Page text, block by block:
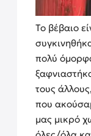
Το βέβαιο
πολύ
τους
που
μας μικρό